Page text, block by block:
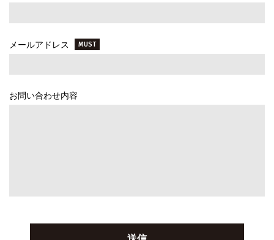
メールアドレス MUST
お問い合わせ内容